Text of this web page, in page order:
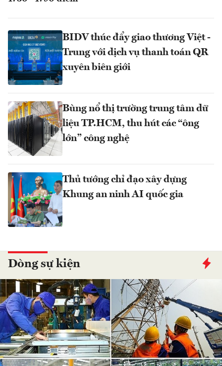
BIDV thúc đẩy giao thương Việt -
Trung với dịch vụ thanh toán QR
xuyên biên giới
Bùng nổ thị trường trung tâm dữ
liệu TP.HCM, thu hút các “ông
lớn” công nghệ
Thủ tướng chỉ đạo xây dựng
Khung an ninh AI quốc gia
Dòng sự kiện